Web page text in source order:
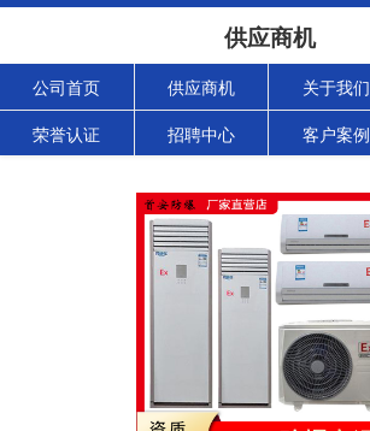
供应商机
公司首页 供应商机 关于我们
荣誉认证 招聘中心 客户案例